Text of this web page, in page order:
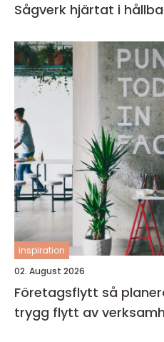
Sågverk hjärtat i
inspiration
02. August 2026
Företagsflytt så planerar du en smidig och
trygg flytt av